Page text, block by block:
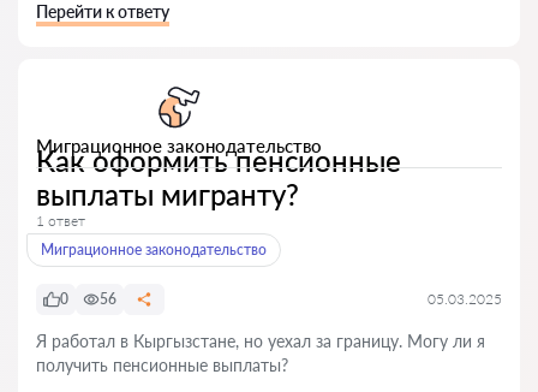
Перейти к ответу
Миграционное законодательство
Как оформить пенсионные
выплаты мигранту?
1 ответ
Миграционное законодательство
0 56 05.03.2025
Я работал в Кыргызстане, но уехал за границу. Могу ли я
получить пенсионные выплаты?